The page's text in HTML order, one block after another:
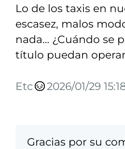
Lo de los taxis en
escasez, malos
nada… ¿Cuándo se
título puedan
Etc 2026/01/29
Gracias por su